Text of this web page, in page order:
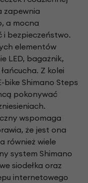
zapewnia
a mocna
bezpieczeństwo.
elementów
LED, bagażnik,
Z kolei
bike Shimano Steps
pokonywać
wspomaga
że jest ona
również wiele
system Shimano
siodełka oraz
internetowego